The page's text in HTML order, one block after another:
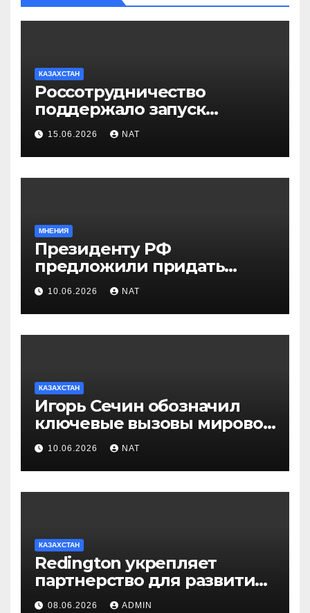
КАЗАХСТАН
Россотрудничество
поддержало запуск
инклюзивного таксопарка в
Западно-Казахстанской
области
15.06.2026 NAT
МНЕНИЯ
Президенту РФ
предложили придать
празднику Навруз
общенациональный статус
10.06.2026 NAT
КАЗАХСТАН
Игорь Сечин обозначил
ключевые вызовы мировой
энергетики и экономики
10.06.2026 NAT
КАЗАХСТАН
Redington укрепляет
партнерство для развития
цифрового будущего
08.06.2026 ADMIN